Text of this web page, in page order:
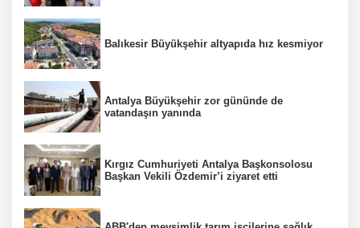
Balıkesir Büyükşehir altyapıda hız kesmiyor
Antalya Büyükşehir zor gününde de
vatandaşın yanında
Kırgız Cumhuriyeti Antalya Başkonsolosu
Başkan Vekili Özdemir’i ziyaret etti